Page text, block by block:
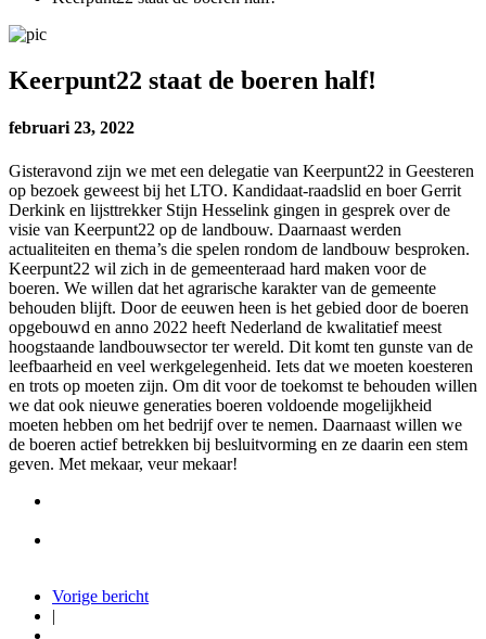
Keerpunt22 staat de boeren half!
februari 23, 2022
Gisteravond zijn we met een delegatie van Keerpunt22 in Geesteren
op bezoek geweest bij het LTO. Kandidaat-raadslid en boer Gerrit
Derkink en lijsttrekker Stijn Hesselink gingen in gesprek over de
visie van Keerpunt22 op de landbouw. Daarnaast werden
actualiteiten en thema’s die spelen rondom de landbouw besproken.
Keerpunt22 wil zich in de gemeenteraad hard maken voor de
boeren. We willen dat het agrarische karakter van de gemeente
behouden blijft. Door de eeuwen heen is het gebied door de boeren
opgebouwd en anno 2022 heeft Nederland de kwalitatief meest
hoogstaande landbouwsector ter wereld. Dit komt ten gunste van de
leefbaarheid en veel werkgelegenheid. Iets dat we moeten koesteren
en trots op moeten zijn. Om dit voor de toekomst te behouden willen
we dat ook nieuwe generaties boeren voldoende mogelijkheid
moeten hebben om het bedrijf over te nemen. Daarnaast willen we
de boeren actief betrekken bij besluitvorming en ze daarin een stem
geven. Met mekaar, veur mekaar!
Vorige bericht
|